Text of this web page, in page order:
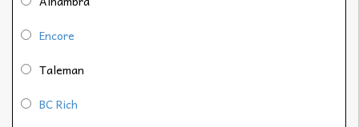
Encore
Taleman
BC Rich